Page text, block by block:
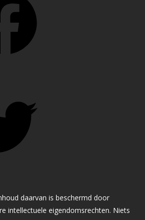
daarvan is beschermd door
intellectuele eigendomsrechten. Niets